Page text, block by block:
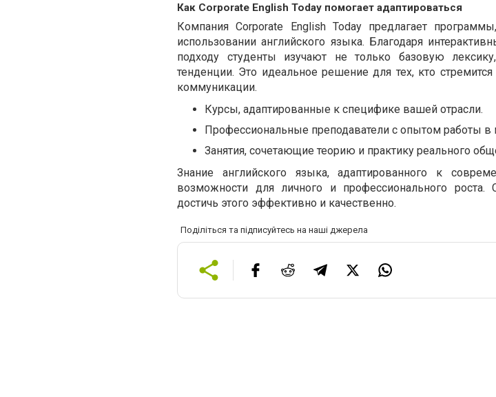
Как Corporate English Today помогает адаптироваться
Компания Corporate English Today предлагает
использовании английского языка. Благодаря
подходу студенты изучают не только базовую
тенденции. Это идеальное решение для тех, кто
коммуникации.
Курсы, адаптированные к специфике вашей отрасли.
Профессиональные преподаватели с опытом работы
Занятия, сочетающие теорию и практику реального
Знание английского языка, адаптированного к
возможности для личного и профессионального роста.
достичь этого эффективно и качественно.
Поділіться та підписуйтесь на наші джерела